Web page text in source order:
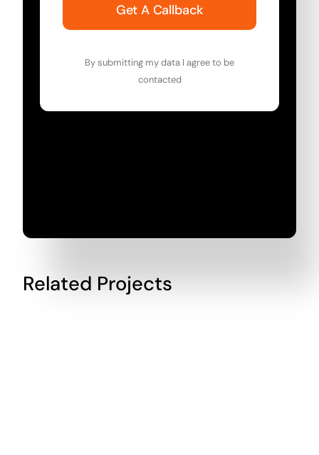
Get A Callback
By submitting my data I agree to be
contacted
Related Projects